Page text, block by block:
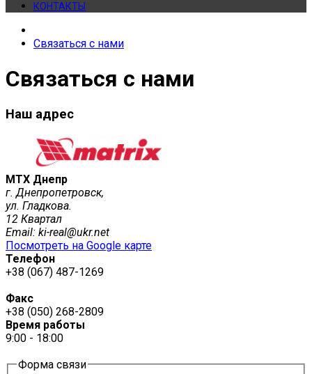
КОНТАКТЫ
Связаться с нами
Связаться с нами
Наш адрес
MTX Днепр
г. Днепропетровск,
ул. Гладкова.
12 Квартал
Email: ki-real@ukr.net
Посмотреть на Google карте
Телефон
+38 (067) 487-1269
Факс
+38 (050) 268-2809
Время работы
9:00 - 18:00
Форма связи